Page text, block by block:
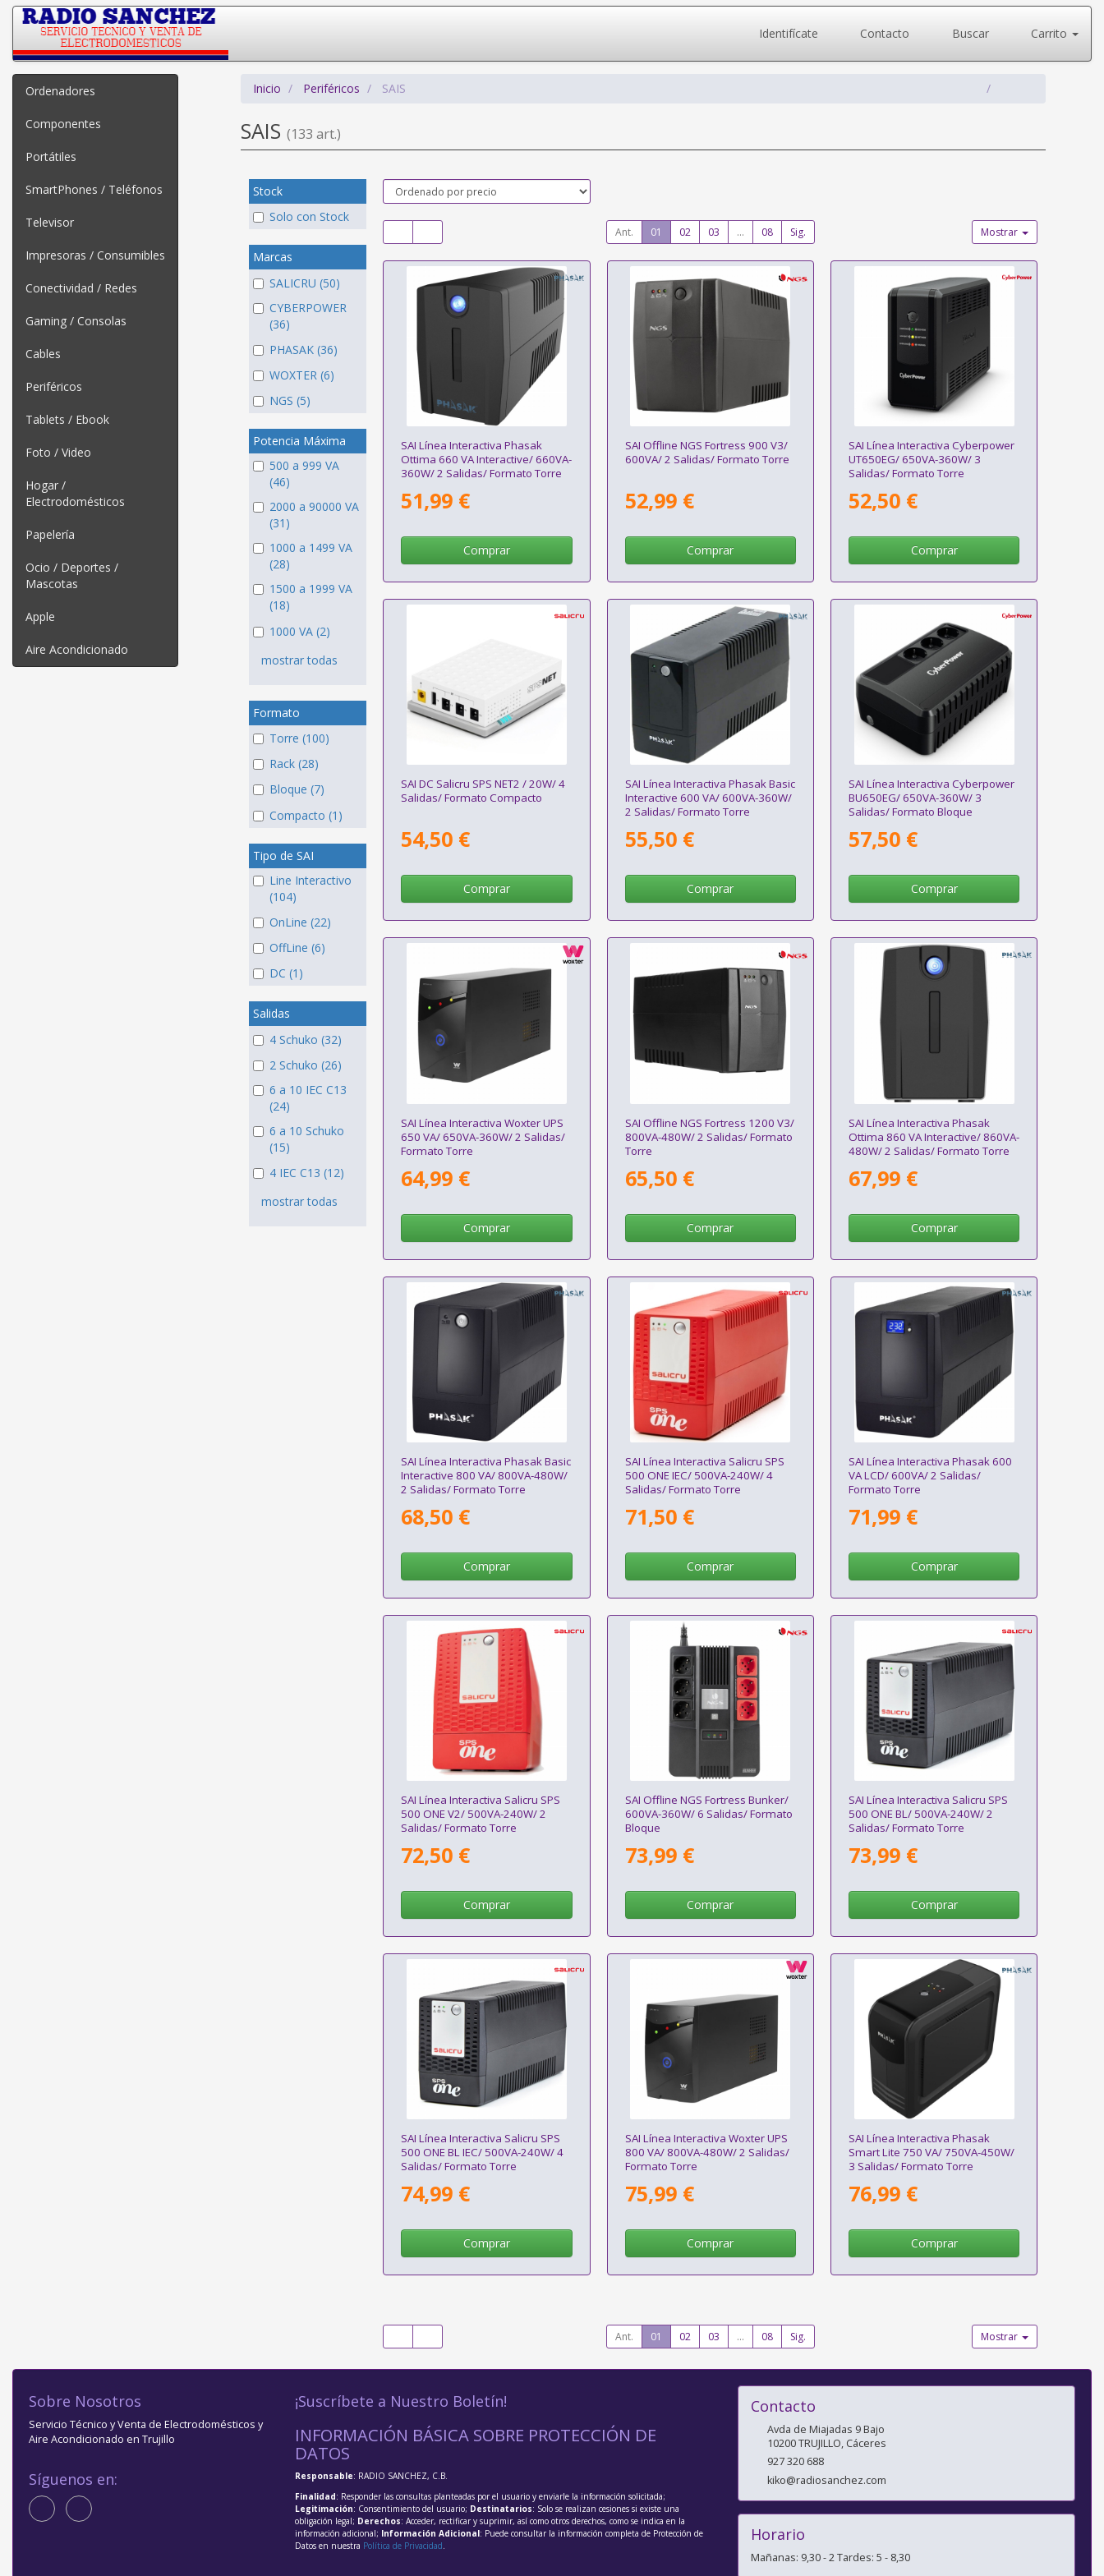
Identifícate Contacto Buscar Carrito
Ordenadores
Componentes
Portátiles
SmartPhones / Teléfonos
Televisor
Impresoras / Consumibles
Conectividad / Redes
Gaming / Consolas
Cables
Periféricos
Tablets / Ebook
Foto / Video
Hogar /
Electrodomésticos
Papelería
Ocio / Deportes /
Mascotas
Apple
Aire Acondicionado
Inicio Periféricos SAIS
SAIS (133 art.)
Stock
Solo con Stock
Marcas
SALICRU (50)
CYBERPOWER
(36)
PHASAK (36)
WOXTER (6)
NGS (5)
Potencia Máxima
500 a 999 VA
(46)
2000 a 90000 VA
(31)
1000 a 1499 VA
(28)
1500 a 1999 VA
(18)
1000 VA (2)
mostrar todas
Formato
Torre (100)
Rack (28)
Bloque (7)
Compacto (1)
Tipo de SAI
Line Interactivo
(104)
OnLine (22)
OffLine (6)
DC (1)
Salidas
4 Schuko (32)
2 Schuko (26)
6 a 10 IEC C13
(24)
6 a 10 Schuko
(15)
4 IEC C13 (12)
mostrar todas
Ant. 01 02 03 ... 08 Sig. Mostrar
SAI Línea Interactiva Phasak
Ottima 660 VA Interactive/ 660VA-
360W/ 2 Salidas/ Formato Torre
51,99 €
Comprar
SAI Offline NGS Fortress 900 V3/
600VA/ 2 Salidas/ Formato Torre
52,99 €
Comprar
SAI Línea Interactiva Cyberpower
UT650EG/ 650VA-360W/ 3
Salidas/ Formato Torre
52,50 €
Comprar
SAI DC Salicru SPS NET2 / 20W/ 4
Salidas/ Formato Compacto
54,50 €
Comprar
SAI Línea Interactiva Phasak Basic
Interactive 600 VA/ 600VA-360W/
2 Salidas/ Formato Torre
55,50 €
Comprar
SAI Línea Interactiva Cyberpower
BU650EG/ 650VA-360W/ 3
Salidas/ Formato Bloque
57,50 €
Comprar
SAI Línea Interactiva Woxter UPS
650 VA/ 650VA-360W/ 2 Salidas/
Formato Torre
64,99 €
Comprar
SAI Offline NGS Fortress 1200 V3/
800VA-480W/ 2 Salidas/ Formato
Torre
65,50 €
Comprar
SAI Línea Interactiva Phasak
Ottima 860 VA Interactive/ 860VA-
480W/ 2 Salidas/ Formato Torre
67,99 €
Comprar
SAI Línea Interactiva Phasak Basic
Interactive 800 VA/ 800VA-480W/
2 Salidas/ Formato Torre
68,50 €
Comprar
SAI Línea Interactiva Salicru SPS
500 ONE IEC/ 500VA-240W/ 4
Salidas/ Formato Torre
71,50 €
Comprar
SAI Línea Interactiva Phasak 600
VA LCD/ 600VA/ 2 Salidas/
Formato Torre
71,99 €
Comprar
SAI Línea Interactiva Salicru SPS
500 ONE V2/ 500VA-240W/ 2
Salidas/ Formato Torre
72,50 €
Comprar
SAI Offline NGS Fortress Bunker/
600VA-360W/ 6 Salidas/ Formato
Bloque
73,99 €
Comprar
SAI Línea Interactiva Salicru SPS
500 ONE BL/ 500VA-240W/ 2
Salidas/ Formato Torre
73,99 €
Comprar
SAI Línea Interactiva Salicru SPS
500 ONE BL IEC/ 500VA-240W/ 4
Salidas/ Formato Torre
74,99 €
Comprar
SAI Línea Interactiva Woxter UPS
800 VA/ 800VA-480W/ 2 Salidas/
Formato Torre
75,99 €
Comprar
SAI Línea Interactiva Phasak
Smart Lite 750 VA/ 750VA-450W/
3 Salidas/ Formato Torre
76,99 €
Comprar
Ant. 01 02 03 ... 08 Sig. Mostrar
Sobre Nosotros
Servicio Técnico y Venta de Electrodomésticos y
Aire Acondicionado en Trujillo
Síguenos en:
¡Suscríbete a Nuestro Boletín!
INFORMACIÓN BÁSICA SOBRE PROTECCIÓN DE
DATOS
Responsable: RADIO SANCHEZ, C.B.
Finalidad: Responder las consultas planteadas por el usuario y enviarle la información solicitada;
Legitimación: Consentimiento del usuario; Destinatarios: Solo se realizan cesiones si existe una
obligación legal; Derechos: Acceder, rectificar y suprimir, así como otros derechos, como se indica en la
información adicional; Información Adicional: Puede consultar la información completa de Protección de
Datos en nuestra Política de Privacidad.
Contacto
Avda de Miajadas 9 Bajo
10200TRUJILLO, Cáceres
927 320 688
kiko@radiosanchez.com
Horario
Mañanas: 9,30 - 2 Tardes: 5 - 8,30